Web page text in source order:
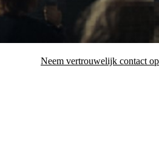
Neem vertrouwelijk contact op